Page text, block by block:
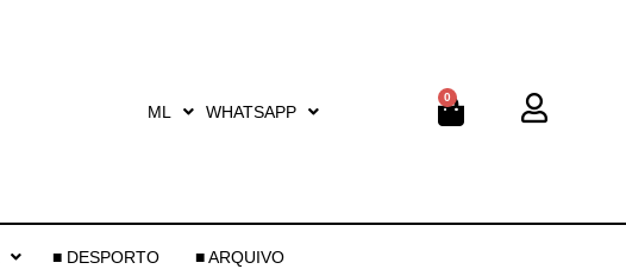
ML WHATSAPP
0
■ DESPORTO ■ ARQUIVO